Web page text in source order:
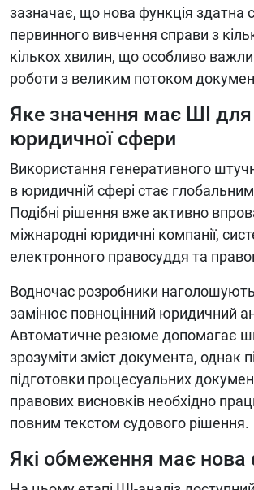
зазначає, що нова функція здатна
первинного вивчення справи з
кількох хвилин, що особливо
роботи з великим потоком
Яке значення має ШІ для
юридичної сфери
Використання генеративного
в юридичній сфері стає
Подібні рішення вже активно
міжнародні юридичні компанії,
електронного правосуддя та
Водночас розробники
замінює повноцінний юридичний
Автоматичне резюме допомагає
зрозуміти зміст документа, однак
підготовки процесуальних
правових висновків необхідно
повним текстом судового рішення.
Які обмеження має нова